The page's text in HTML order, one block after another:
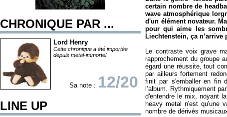
CHRONIQUE PAR ...
Lord Henry
Cette chronique a été importée
depuis metal-immortel
Sa note : 12/20
LINE UP
certain nombre de
wave atmosphérique
d'un élément novateur.
pour qui aime les
Liechtenstein, ça n’arrive
Le contraste voix grave
rapprochement du groupe
égard une réussite, tout
par ailleurs fortement
finit par s'emballer en fin
l’album. Rythmiquement
d'entendre le mix, noyant
heavy metal n'est qu'une